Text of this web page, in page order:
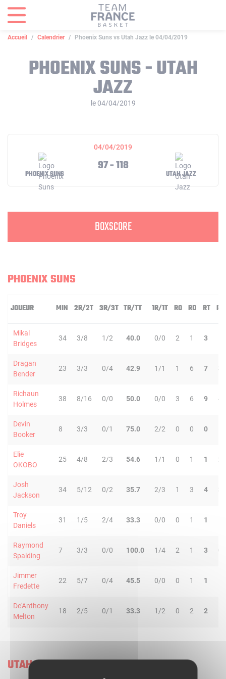
Accueil Calendrier Phoenix Suns vs Utah Jazz le 04/04/2019
PHOENIX SUNS - UTAH
JAZZ
le 04/04/2019
04/04/2019
PHOENIX SUNS
97 - 118
UTAH JAZZ
BOXSCORE
PHOENIX SUNS
JOUEUR MIN 2R/2T 3R/3T TR/TT 1R/1T RO RD RT PD
Mikal
Bridges
34 3/8 1/2 40.0 0/0 2 1 3
Dragan
Bender
23 3/3 0/4 42.9 1/1 1 6 7 3
Richaun
Holmes
38 8/16 0/0 50.0 0/0 3 6 9 4
Devin
Booker
8 3/3 0/1 75.0 2/2 0 0 0
Elie
OKOBO
25 4/8 2/3 54.6 1/1 0 1 1 2
Josh
Jackson
34 5/12 0/2 35.7 2/3 1 3 4 3
Troy
Daniels
31 1/5 2/4 33.3 0/0 0 1 1
Raymond
Spalding
7 3/3 0/0 100.0 1/4 2 1 3 0
Jimmer
Fredette
22 5/7 0/4 45.5 0/0 0 1 1
De'Anthony
Melton
18 2/5 0/1 33.3 1/2 0 2 2
UTAH JAZZ
Panneau de gestion des cookies